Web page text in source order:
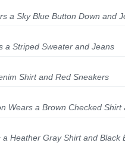
a Sky Blue Button Down and
a Striped Sweater and Jeans
Shirt and Red Sneakers
Wears a Brown Checked Shirt
Heather Gray Shirt and Black